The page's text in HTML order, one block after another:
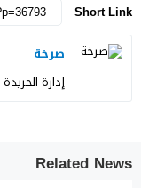
Short Link
صرخة
إدارة الحريدة
Related News